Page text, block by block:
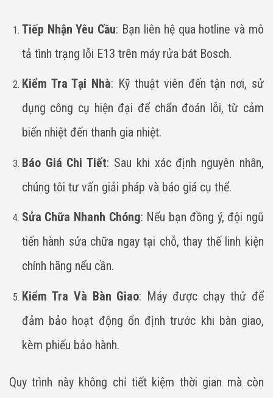
Tiếp Nhận Yêu Cầu: Bạn liên hệ qua hotline và mô
tả tình trạng lỗi E13 trên máy rửa bát Bosch.
Kiểm Tra Tại Nhà: Kỹ thuật viên đến tận nơi, sử
dụng công cụ hiện đại để chẩn đoán lỗi, từ cảm
biến nhiệt đến thanh gia nhiệt.
Báo Giá Chi Tiết: Sau khi xác định nguyên nhân,
chúng tôi tư vấn giải pháp và báo giá cụ thể.
Sửa Chữa Nhanh Chóng: Nếu bạn đồng ý, đội ngũ
tiến hành sửa chữa ngay tại chỗ, thay thế linh kiện
chính hãng nếu cần.
Kiểm Tra Và Bàn Giao: Máy được chạy thử để
đảm bảo hoạt động ổn định trước khi bàn giao,
kèm phiếu bảo hành.
Quy trình này không chỉ tiết kiệm thời gian mà còn